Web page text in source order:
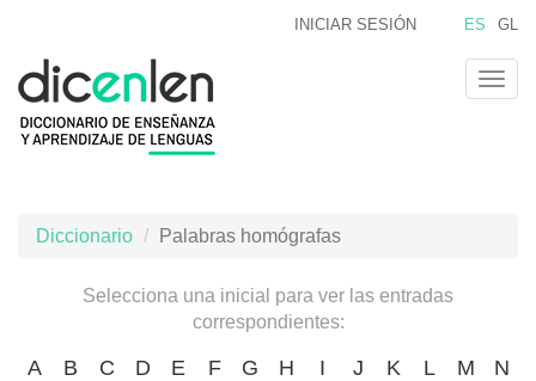
contenido
principal
ES GL
INICIAR SESIÓN
Diccionario Palabras homógrafas
Selecciona una inicial para ver las entradas
correspondientes:
A B C D E F G H I J K L M
N